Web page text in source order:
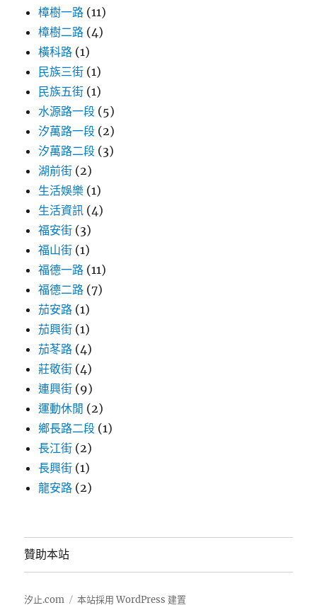
樟樹一路 (11)
樟樹二路 (4)
橫科路 (1)
民族三街 (1)
民族五街 (1)
水源路一段 (5)
汐萬路一段 (2)
汐萬路二段 (3)
湖前街 (2)
生活娛樂 (1)
生活資訊 (4)
福安街 (3)
福山街 (1)
福德一路 (11)
福德二路 (7)
茄安路 (1)
茄興街 (1)
茄苳路 (4)
莊敬街 (4)
連興街 (9)
運動休閒 (2)
鄉長路二段 (1)
長江街 (2)
長興街 (1)
龍安路 (2)
贊助本站
汐止.com 本站採用 WordPress 建置